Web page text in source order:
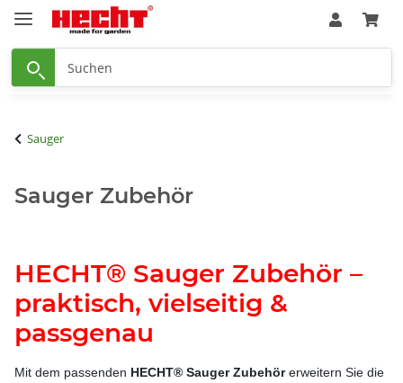
Sauger
Sauger Zubehör
HECHT® Sauger Zubehör –
praktisch, vielseitig &
passgenau
Mit dem passenden HECHT® Sauger Zubehörerweitern Sie die